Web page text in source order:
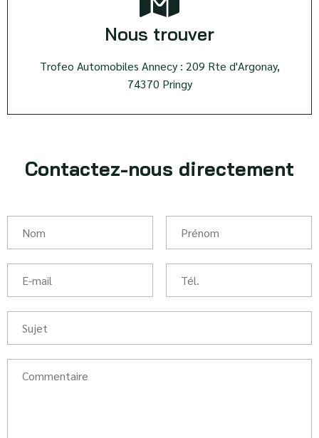
Nous trouver
Trofeo Automobiles Annecy : 209 Rte d'Argonay,
74370 Pringy
Contactez-nous directement